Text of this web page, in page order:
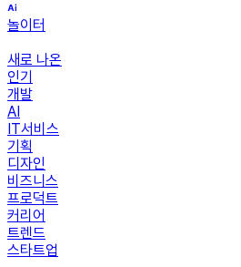
놀이터
새로 나온
인기
개발
AI
IT서비스
기획
디자인
비즈니스
프로덕트
커리어
트렌드
스타트업